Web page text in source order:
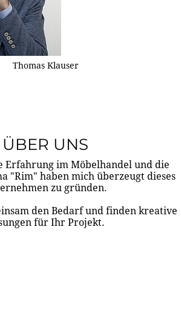
Thomas Klauser
ÜBER UNS
Erfahrung im Möbelhandel und die
"Rim" haben mich überzeugt dieses
zu gründen.
den Bedarf und finden kreative
für Ihr Projekt.